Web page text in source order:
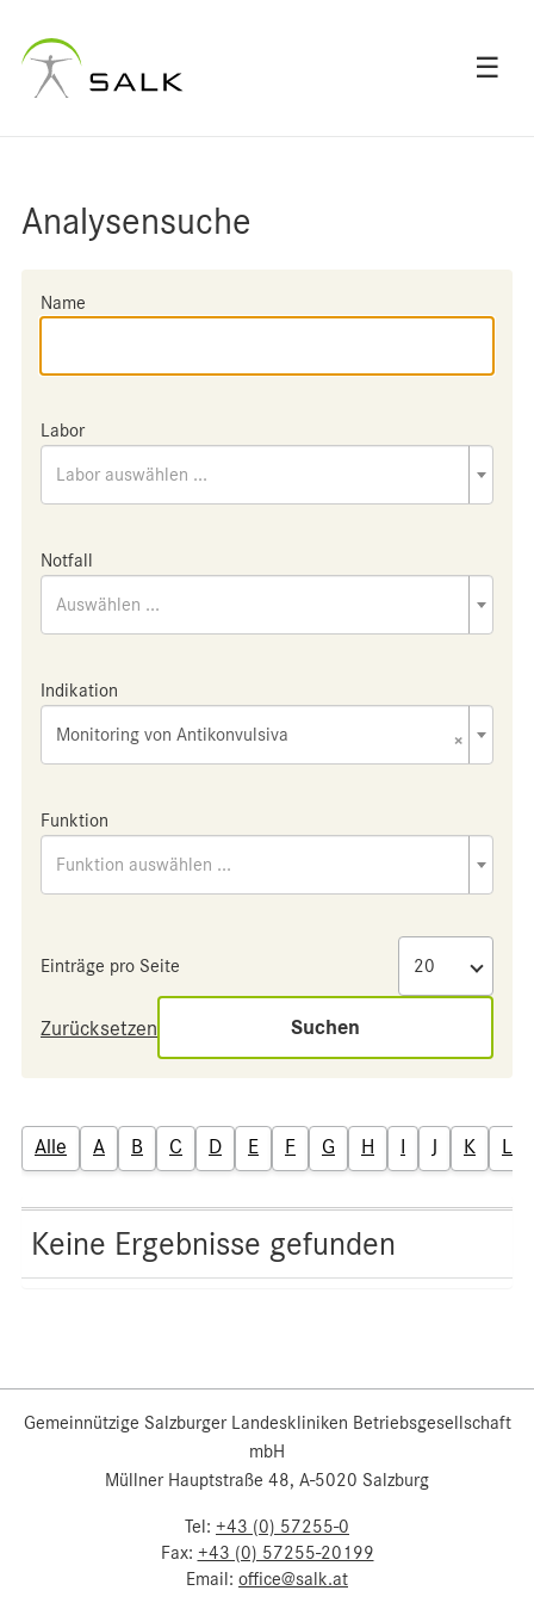
☰
Analysensuche
Name
Labor
Labor auswählen ...
Notfall
Auswählen ...
Indikation
×
Monitoring von Antikonvulsiva
Funktion
Funktion auswählen ...
Einträge pro Seite
Zurücksetzen Suchen
Alle A B C D E F G H I J K L
Keine Ergebnisse gefunden
Gemeinnützige Salzburger Landeskliniken Betriebsgesellschaft
mbH
Müllner Hauptstraße 48, A-5020 Salzburg
Tel: +43 (0) 57255-0
Fax: +43 (0) 57255-20199
Email: office@salk.at